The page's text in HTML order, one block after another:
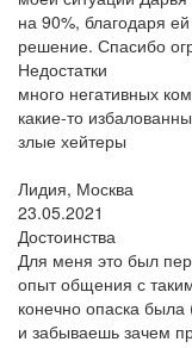
на 90%, благодаря
решение. Спасибо
Недостатки
много негативных
какие-то
злые хейтеры
Лидия, Москва
23.05.2021
Достоинства
Для меня это был
опыт общения с
конечно опаска была
и забываешь зачем